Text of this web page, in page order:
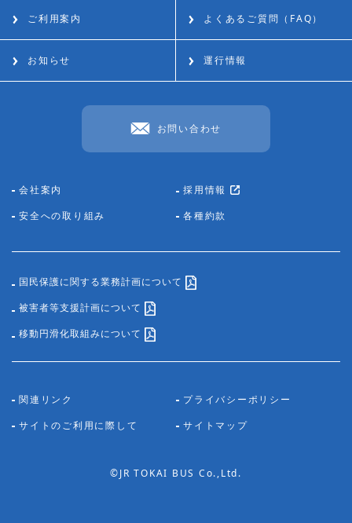
ご利用案内 よくあるご質問（FAQ）
お知らせ 運行情報
お問い合わせ
会社案内
採用情報
安全への取り組み
各種約款
国民保護に関する業務計画について
被害者等支援計画について
移動円滑化取組みについて
関連リンク
プライバシーポリシー
サイトのご利用に際して
サイトマップ
©JR TOKAI BUS Co.,Ltd.